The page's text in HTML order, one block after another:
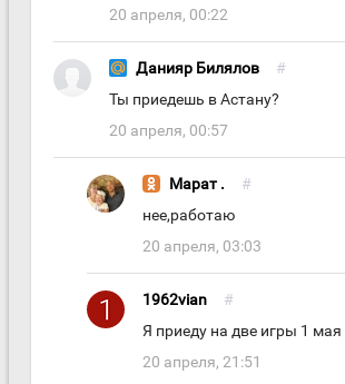
20 апреля, 00:22
Данияр Билялов #
Ты приедешь в Астану?
20 апреля, 00:57
Марат . #
нее,работаю
20 апреля, 03:03
1962vian #
Я приеду на две игры 1
20 апреля, 21:51